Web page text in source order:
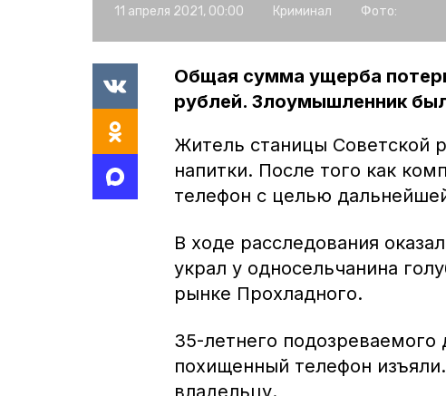
11 апреля 2021, 00:00 Криминал Фото:
Общая сумма ущерба
рублей. Злоумышленник
Житель станицы Советской
напитки. После того как
телефон с целью
В ходе расследования
украл у односельчанина
рынке Прохладного.
35-летнего подозреваемого
похищенный телефон
владельцу.